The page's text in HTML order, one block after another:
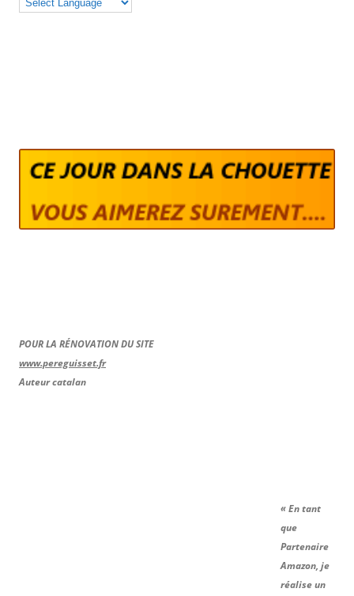
POUR LA RÉNOVATION DU SITE
www.pereguisset.fr
Auteur catalan
« En tant
que
Partenaire
Amazon, je
réalise un